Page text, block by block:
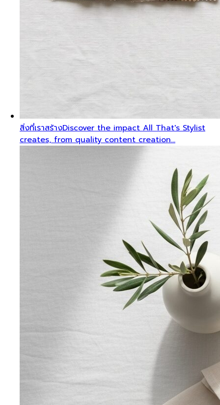
สิ่งที่เราสร้างDiscover the impact All That's Stylist
creates, from quality content creation…